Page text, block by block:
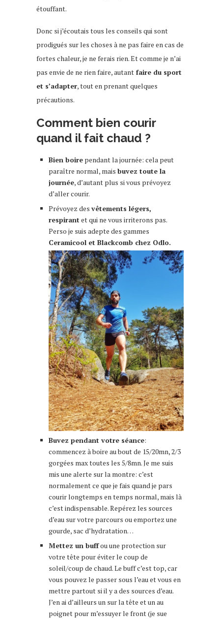
étouffant.
Donc si j’écoutais tous les conseils qui sont
prodigués sur les choses à ne pas faire en cas de
fortes chaleur, je ne ferais rien. Et comme je n’ai
pas envie de ne rien faire, autant faire du sport
et s’adapter, tout en prenant quelques
précautions.
Comment bien courir
quand il fait chaud ?
Bien boire pendant la journée: cela peut
paraître normal, mais buvez toute la
journée, d’autant plus si vous prévoyez
d’aller courir.
Prévoyez des vêtements légers,
respirant et qui ne vous irriterons pas.
Perso je suis adepte des gammes
Ceramicool et Blackcomb chez Odlo.
Buvez pendant votre séance:
commencez à boire au bout de 15/20mn, 2/3
gorgées max toutes les 5/8mn. Je me suis
mis une alerte sur la montre: c’est
normalement ce que je fais quand je pars
courir longtemps en temps normal, mais là
c’est indispensable. Repérez les sources
d’eau sur votre parcours ou emportez une
gourde, sac d’hydratation…
Mettez un buffou une protection sur
votre tête pour éviter le coup de
soleil/coup de chaud. Le buff c’est top, car
vous pouvez le passer sous l’eau et vous en
mettre partout si il y a des sources d’eau.
J’en ai d’ailleurs un sur la tête et un au
poignet pour m’essuyer le front (je sue